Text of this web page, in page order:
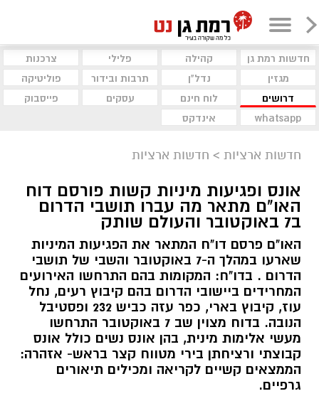
חדשות רמת גן קהילה פלילי
צרכנות
מגזין
נדל"ן תרבות ובידור
פוליטיקה
דרושים
לוח חינם עסקים
פייסבוק
whatsapp
אינדקס
חדשות ארציות > חדשות ארציות
אונס ופגיעות מיניות קשות פורסם דוח
האו"ם מתאר מה עברו תושבי הדרום
ב7 באוקטובר והעולם שותק
האו"ם פרסם דו"ח המתאר את הפגיעות המיניות
שארעו במהלך ה-7 באוקטובר והשבי של תושבי
הדרום . בדו"ח: המקומות בהם התרחשו האירועים
המחרידים ביישובי הדרום בהם קיבוץ רעים, נחל
עוז, קיבוץ בארי, כפר עזה כביש 232 ופסטיבל
הנובה. בדוח מצוין שב 7 באוקטובר התרחשו
מעשי אלימות מינית, בהן אונס נשים כולל אונס
קבוצתי ורציחתן בירי מטווח קצר בראש- אזהרה:
הממצאים קשיים לקריאה ומכילים תיאורים
גרפיים.